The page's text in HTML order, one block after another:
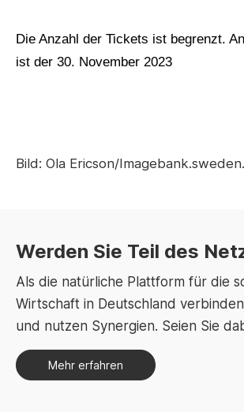
Die Anzahl der Tickets ist begrenzt.
ist der 30. November 2023
Bild: Ola Ericson/
Werden Sie Teil des
Als die natürliche Plattform für die
Wirtschaft in Deutschland
und nutzen Synergien. Seien Sie
Mehr erfahren